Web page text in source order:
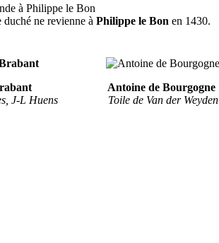
à Philippe le Bon
ne revienne à Philippe le Bon en 1430.
J-L Huens
Antoine de Bourgogne
Toile de Van der Weyden